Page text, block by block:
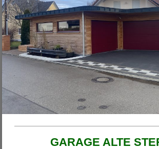
Unsere Projekte
2026
Haus am Ende der
Anbau
Haus Wirth -
Haus
GARAGE ALTE